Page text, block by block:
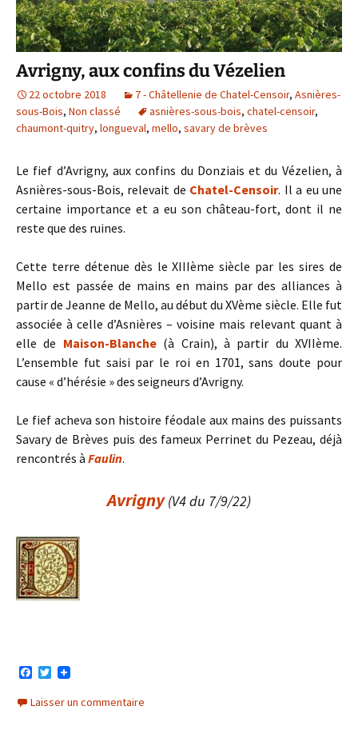
Avrigny, aux confins du Vézelien
22 octobre 2018 7 - Châtellenie de Chatel-Censoir, Asnières-
sous-Bois, Non classé asnières-sous-bois, chatel-censoir,
chaumont-quitry, longueval, mello, savary de brèves
Le fief d’Avrigny, aux confins du Donziais et du Vézelien, à
Asnières-sous-Bois, relevait de Chatel-Censoir. Il a eu une
certaine importance et a eu son château-fort, dont il ne
reste que des ruines.
Cette terre détenue dès le XIIIème siècle par les sires de
Mello est passée de mains en mains par des alliances à
partir de Jeanne de Mello, au début du XVème siècle. Elle fut
associée à celle d’Asnières – voisine mais relevant quant à
elle de Maison-Blanche(à Crain), à partir du XVIIème.
L’ensemble fut saisi par le roi en 1701, sans doute pour
cause « d’hérésie » des seigneurs d’Avrigny.
Le fief acheva son histoire féodale aux mains des puissants
Savary de Brèves puis des fameux Perrinet du Pezeau, déjà
rencontrés à Faulin.
Avrigny (V4 du 7/9/22)
c
e
T
i
t
Laisser un commentaire